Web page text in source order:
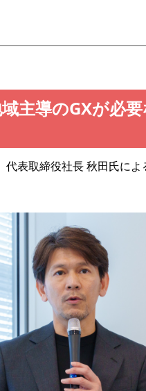
主導のGXが必
代表取締役社長 秋田氏に